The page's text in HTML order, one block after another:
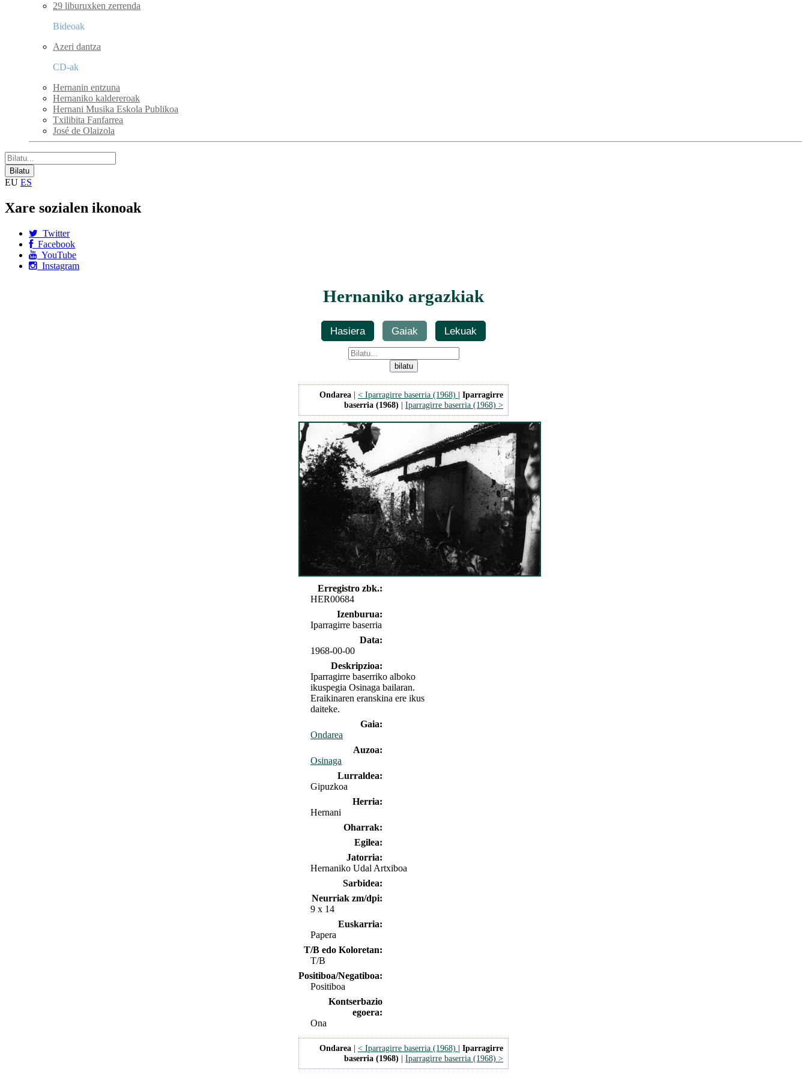
29 liburuxken zerrenda
Bideoak
Azeri dantza
CD-ak
Hernanin entzuna
Hernaniko kaldereroak
Hernani Musika Eskola Publikoa
Txilibita Fanfarrea
José de Olaizola
EU ES
Xare sozialen ikonoak
Twitter
Facebook
YouTube
Instagram
Hernaniko argazkiak
Hasiera Gaiak Lekuak
Ondarea | < Iparragirre baserria (1968) | Iparragirre
baserria (1968) | Iparragirre baserria (1968) >
Erregistro zbk.:
HER00684
Izenburua:
Iparragirre baserria
Data:
1968-00-00
Deskripzioa:
Iparragirre baserriko alboko
ikuspegia Osinaga bailaran.
Eraikinaren eranskina ere ikus
daiteke.
Gaia:
Ondarea
Auzoa:
Osinaga
Lurraldea:
Gipuzkoa
Herria:
Hernani
Oharrak:
Egilea:
Jatorria:
Hernaniko Udal Artxiboa
Sarbidea:
Neurriak zm/dpi:
9 x 14
Euskarria:
Papera
T/B edo Koloretan:
T/B
Positiboa/Negatiboa:
Positiboa
Kontserbazio
egoera:
Ona
Ondarea | < Iparragirre baserria (1968) | Iparragirre
baserria (1968) | Iparragirre baserria (1968) >